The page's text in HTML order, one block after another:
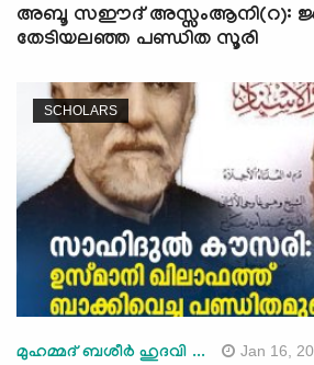
അബൂ സഈദ് അസ്സംആനി(റ):
തേടിയലഞ്ഞ പണ്ഡിത സൂരി
SCHOLARS
മുഹമ്മദ് ബശീർ ഹുദവി ... Jan 16,